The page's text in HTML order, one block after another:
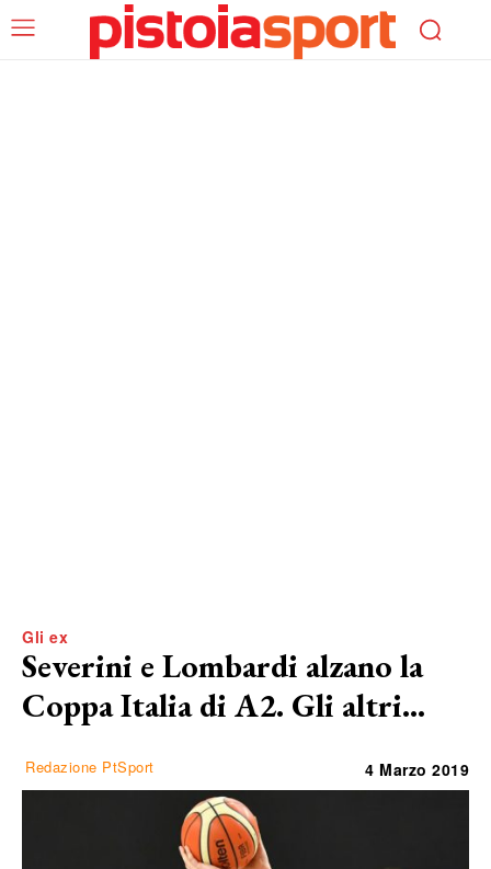
Gli ex
Severini e Lombardi alzano la
Coppa Italia di A2. Gli altri…
Redazione PtSport 4 Marzo 2019